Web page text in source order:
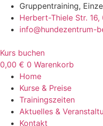
Zum
Inhalt
wechseln
Gruppentraining,
Herbert-Thiele Str.
info@hundezentrum-
Kurs buchen
0,00 € 0 Warenkorb
Home
Kurse & Preise
Trainingszeiten
Aktuelles &
Kontakt